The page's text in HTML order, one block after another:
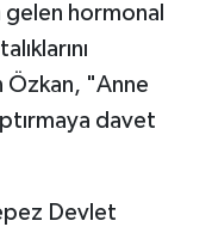
hormonal
"Anne
davet
Devlet